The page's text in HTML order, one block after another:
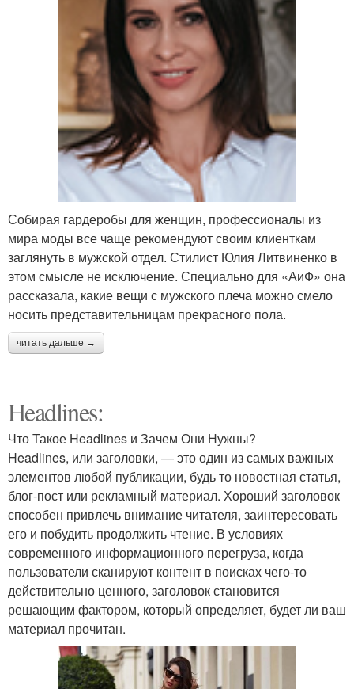
Собирая гардеробы для женщин, профессионалы из
мира моды все чаще рекомендуют своим клиенткам
заглянуть в мужской отдел. Стилист Юлия Литвиненко в
этом смысле не исключение. Специально для «АиФ» она
рассказала, какие вещи с мужского плеча можно смело
носить представительницам прекрасного пола.
читать дальше →
Headlines:
Что Такое Headlines и Зачем Они Нужны?
Headlines, или заголовки, — это один из самых важных
элементов любой публикации, будь то новостная статья,
блог-пост или рекламный материал. Хороший заголовок
способен привлечь внимание читателя, заинтересовать
его и побудить продолжить чтение. В условиях
современного информационного перегруза, когда
пользователи сканируют контент в поисках чего-то
действительно ценного, заголовок становится
решающим фактором, который определяет, будет ли ваш
материал прочитан.